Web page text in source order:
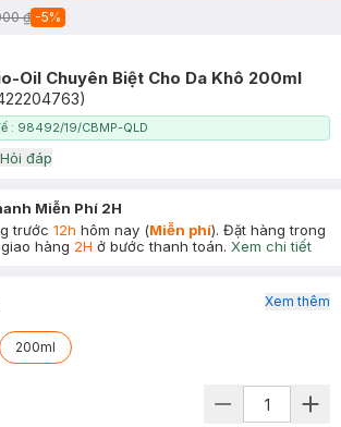
₫ -5%
Oil Chuyên Biệt Cho Da Khô 200ml
)
: 98492/19/CBMP-QLD
Hỏi đáp
Miễn Phí 2H
trước 12h hôm nay (Miễn phí). Đặt hàng trong
hàng 2H ở bước thanh toán. Xem chi tiết
200ml
Xem thêm